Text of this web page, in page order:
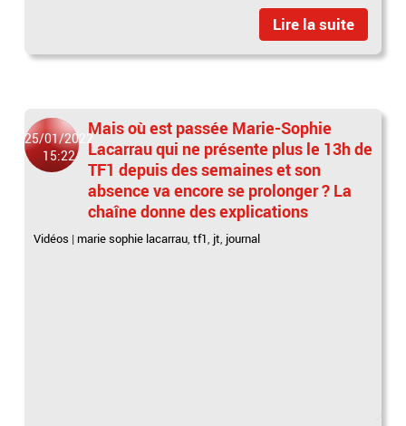
Lire la suite
25/01/2022
15:22
Mais où est passée Marie-Sophie
Lacarrau qui ne présente plus le 13h de
TF1 depuis des semaines et son
absence va encore se prolonger ? La
chaîne donne des explications
Vidéos | marie sophie lacarrau,tf1, jt, journal